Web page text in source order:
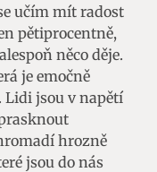
učím mít radost
pětiprocentně,
něco děje.
je emočně
Lidi jsou v napětí
hrozně
jsou do nás